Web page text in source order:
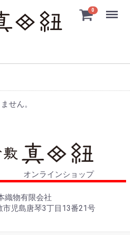
0 Menu
せん。
オンラインショップ
織物有限会社
市児島唐琴3丁目13番21号